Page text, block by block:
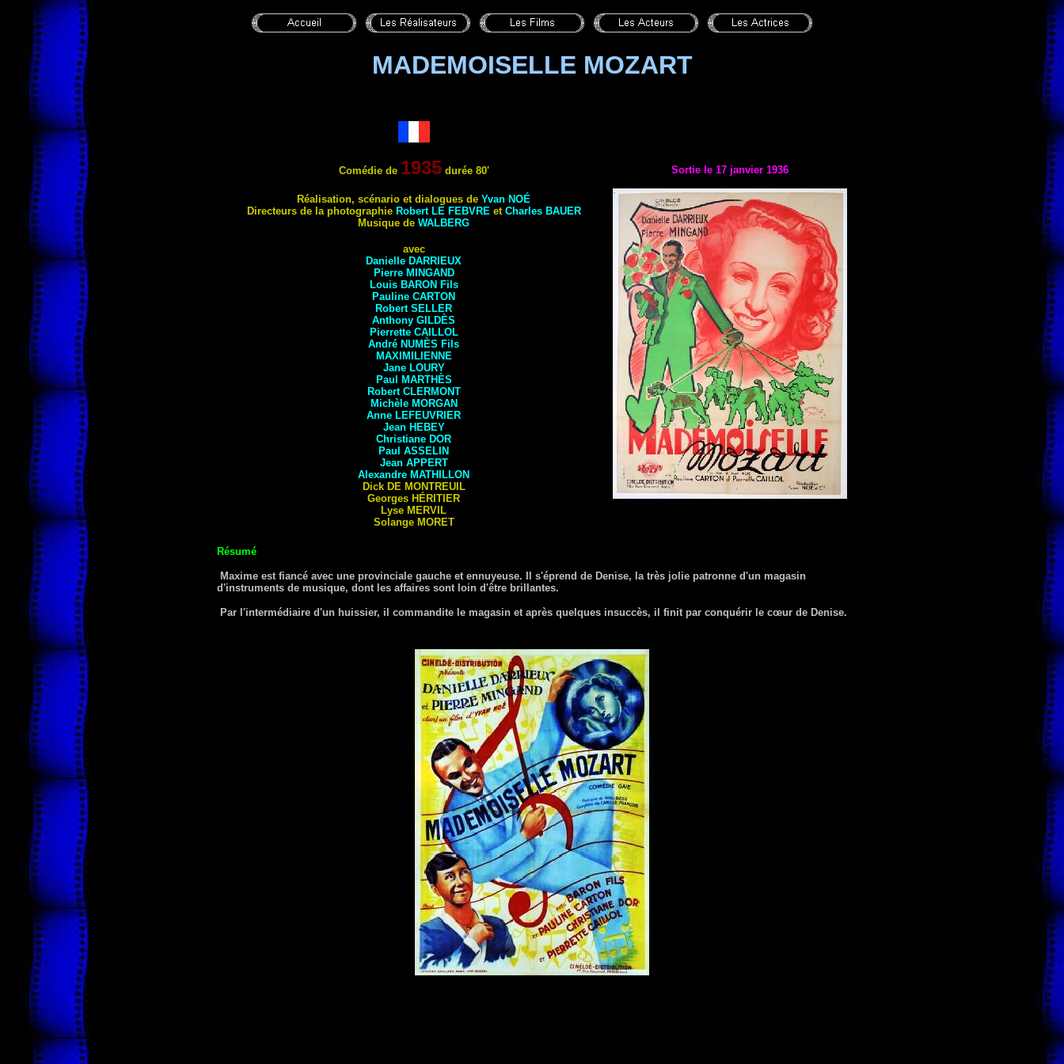
MADEMOISELLE MOZART
Comédie de 1935durée 80'
Réalisation, scénario et dialogues de Yvan NOÉ
Directeurs de la photographie Robert LE FEBVREet Charles BAUER
Musique de WALBERG
avec
Danielle DARRIEUX
Pierre MINGAND
Louis BARON Fils
Pauline CARTON
Robert SELLER
Anthony GILDÈS
Pierrette CAILLOL
André NUMÈS Fils
MAXIMILIENNE
Jane LOURY
Paul
MARTHÈS
Robert CLERMONT
Michèle MORGAN
Anne LEFEUVRIER
Jean HEBEY
Christiane DOR
Paul ASSELIN
JeanAPPERT
Alexandre MATHILLON
Dick DE MONTREUIL
Georges HÉRITIER
Lyse MERVIL
Solange MORET
Sortie le 17 janvier 1936
Résumé
Maxime est fiancé avec une provinciale gauche et ennuyeuse. Il s'éprend de Denise, la très jolie patronne d'un magasin
d'instruments de musique, dont les affaires sont loin d'être brillantes.
Par l'intermédiaire d'un huissier, il commandite le magasin et après quelques insuccès, il finit par conquérir le cœur de Denise.